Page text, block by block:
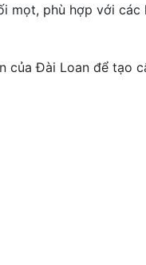
mọt, phù hợp với
của Đài Loan để tạo